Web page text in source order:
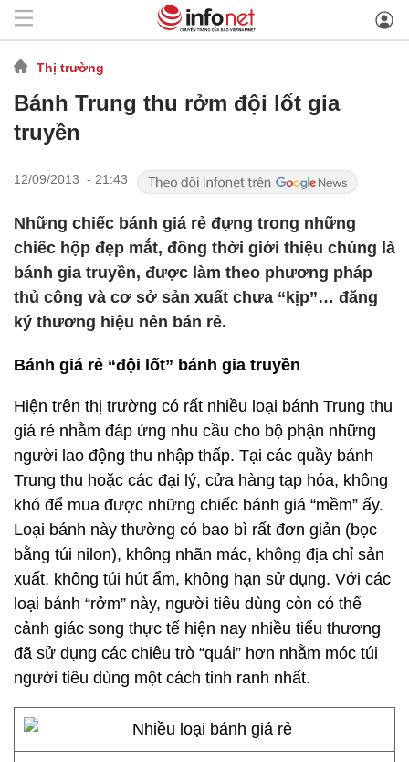
Thị trường
Bánh Trung thu rởm đội lốt gia
truyền
12/09/2013 - 21:43
Những chiếc bánh giá rẻ đựng trong những
chiếc hộp đẹp mắt, đồng thời giới thiệu chúng là
bánh gia truyền, được làm theo phương pháp
thủ công và cơ sở sản xuất chưa “kịp”… đăng
ký thương hiệu nên bán rẻ.
Bánh giá rẻ “đội lốt” bánh gia truyền
Hiện trên thị trường có rất nhiều loại bánh Trung thu
giá rẻ nhằm đáp ứng nhu cầu cho bộ phận những
người lao động thu nhập thấp. Tại các quầy bánh
Trung thu hoặc các đại lý, cửa hàng tạp hóa, không
khó để mua được những chiếc bánh giá “mềm” ấy.
Loại bánh này thường có bao bì rất đơn giản (bọc
bằng túi nilon), không nhãn mác, không địa chỉ sản
xuất, không túi hút ẩm, không hạn sử dụng. Với các
loại bánh “rởm” này, người tiêu dùng còn có thể
cảnh giác song thực tế hiện nay nhiều tiểu thương
đã sử dụng các chiêu trò “quái” hơn nhằm móc túi
người tiêu dùng một cách tinh ranh nhất.